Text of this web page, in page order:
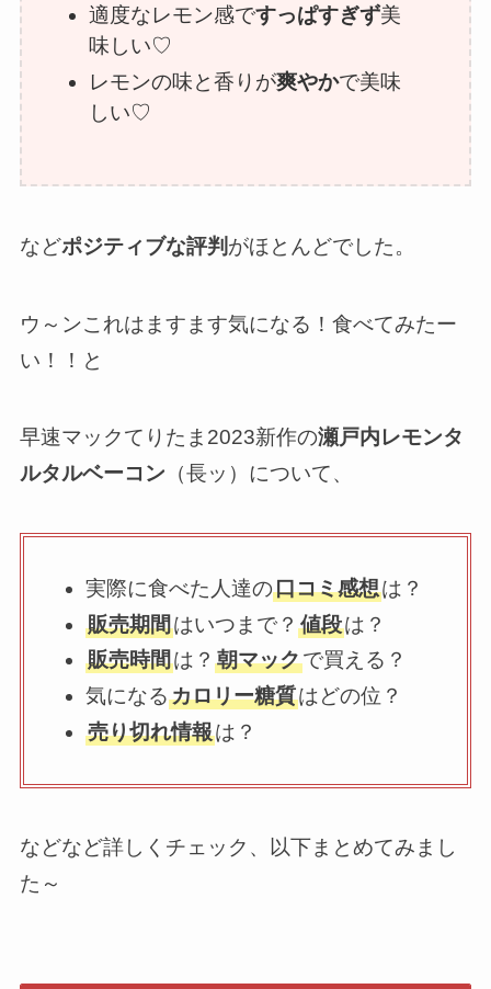
適度なレモン感ですっぱすぎず美
味しい♡
レモンの味と香りが爽やかで美味
しい♡
などポジティブな評判 がほとんどでした。
ウ～ンこれはますます気になる！食べてみたー
い！！と
早速マックてりたま2023新作の瀬戸内レモンタ
ルタルベーコン （長ッ）について、
実際に食べた人達の口コミ感想は？
販売期間はいつまで？値段は？
販売時間は？朝マックで買える？
気になるカロリー糖質はどの位？
売り切れ情報は？
などなど詳しくチェック、以下まとめてみまし
た～